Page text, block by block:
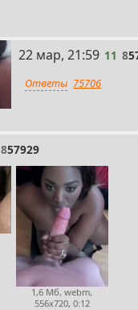
11
22 мар, 21:59 11 8
Ответы 75706
857929
1,6 Мб, webm,
556x720, 0:12